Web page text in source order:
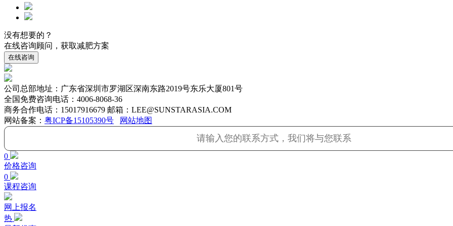
没有想要的？
在线咨询顾问，获取减肥方案
在线咨询
公司总部地址：广东省深圳市罗湖区深南东路2019号东乐大厦801号
全国免费咨询电话： 4006-8068-36
商务合作电话：15017916679 邮箱：LEE@SUNSTARASIA.COM
网站备案： 粤ICP备15105390号 网站地图
0
价格咨询
0
课程咨询
网上报名
热